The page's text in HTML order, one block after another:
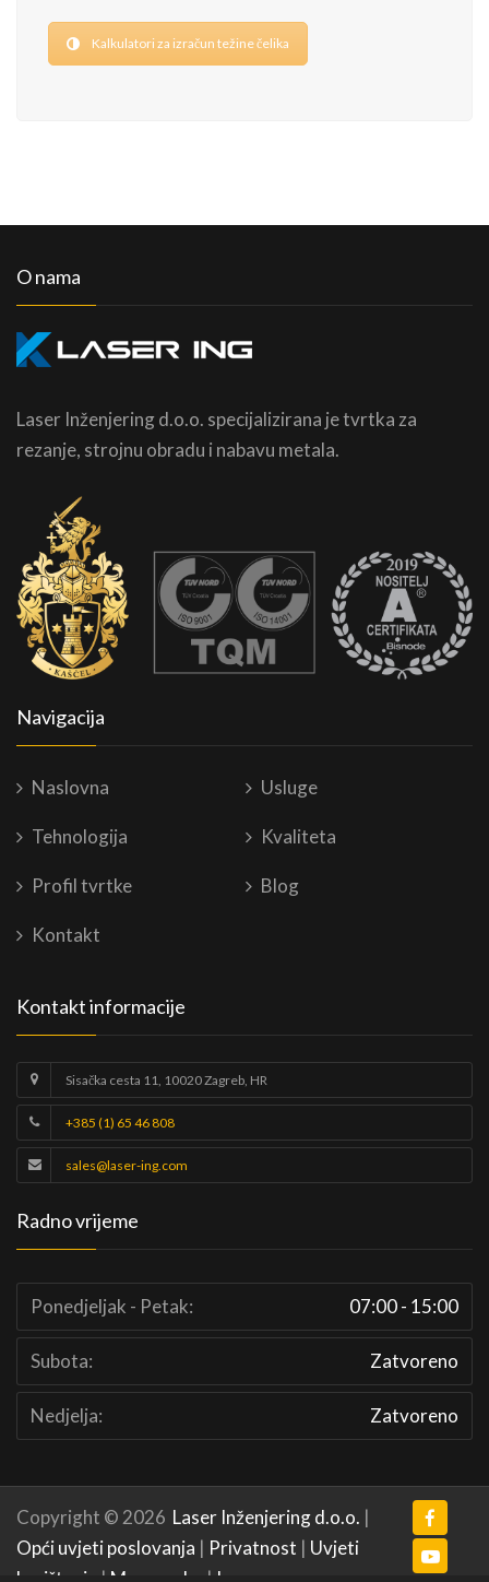
Kalkulatori za izračun težine čelika
O nama
Laser Inženjering d.o.o. specijalizirana je tvrtka za
rezanje, strojnu obradu i nabavu metala.
Navigacija
Naslovna Usluge
Tehnologija Kvaliteta
Profil tvrtke Blog
Kontakt
Kontakt informacije
Sisačka cesta 11, 10020 Zagreb, HR
+385 (1) 65 46 808
sales@laser-ing.com
Radno vrijeme
Ponedjeljak - Petak: 07:00 - 15:00
Subota: Zatvoreno
Nedjelja: Zatvoreno
Copyright © 2026 Laser Inženjering d.o.o. |
Opći uvjeti poslovanja | Privatnost | Uvjeti